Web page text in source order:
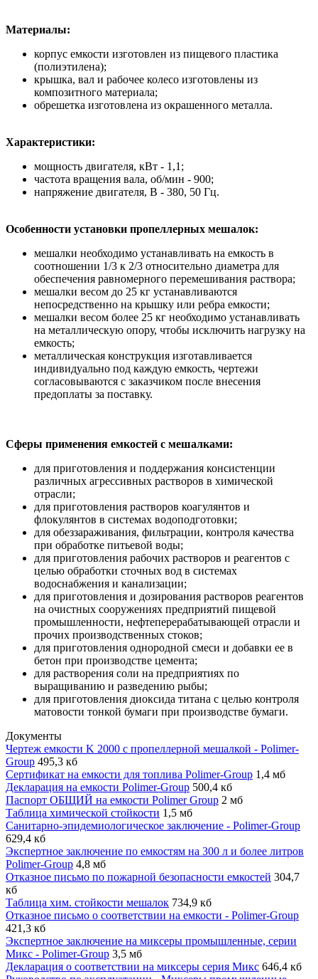
Материалы:
корпус емкости изготовлен из пищевого пластика
(полиэтилена);
крышка, вал и рабочее колесо изготовлены из
композитного материала;
обрешетка изготовлена из окрашенного металла.
Характеристики:
мощность двигателя, кВт - 1,1;
частота вращения вала, об/мин - 900;
напряжение двигателя, В - 380, 50 Гц.
Особенности установки пропеллерных мешалок:
мешалки необходимо устанавливать на емкость в
соотношении 1/3 к 2/3 относительно диаметра для
обеспечения равномерного перемешивания раствора;
мешалки весом до 25 кг устанавливаются
непосредственно на крышку или ребра емкости;
мешалки весом более 25 кг необходимо устанавливать
на металлическую опору, чтобы исключить нагрузку на
емкость;
металлическая конструкция изготавливается
индивидуально под каждую емкость, чертежи
согласовываются с заказчиком после внесения
предоплаты за поставку.
Сферы применения емкостей с мешалками:
для приготовления и поддержания консистенции
различных агрессивных растворов в химической
отрасли;
для приготовления растворов коагулянтов и
флокулянтов в системах водоподготовки;
для обеззараживания, фильтрации, контроля качества
при обработке питьевой воды;
для приготовления рабочих растворов и реагентов с
целью обработки сточных вод в системах
водоснабжения и канализации;
для приготовления и дозирования растворов реагентов
на очистных сооружениях предприятий пищевой
промышленности, нефтеперерабатывающей отрасли и
прочих производственных стоков;
для приготовления однородной смеси и добавки ее в
бетон при производстве цемента;
для растворения соли на предприятиях по
выращиванию и разведению рыбы;
для приготовления диоксида титана с целью контроля
матовости тонкой бумаги при производстве бумаги.
Документы
Чертеж емкости K 2000 с пропеллерной мешалкой - Polimer-
Group 495,3 кб
Сертификат на емкости для топлива Polimer-Group 1,4 мб
Декларация на емкости Polimer-Group 500,4 кб
Паспорт ОБЩИЙ на емкости Polimer Group 2 мб
Таблица химической стойкости 1,5 мб
Санитарно-эпидемиологическое заключение - Polimer-Group
629,4 кб
Экспертное заключение по емкостям на 300 л и более литров
Polimer-Group 4,8 мб
Отказное письмо по пожарной безопасности емкостей 304,7
кб
Таблица хим. стойкости мешалок 734,9 кб
Отказное письмо о соответствии на емкости - Polimer-Group
421,3 кб
Экспертное заключение на миксеры промышленные, серии
Микс - Polimer-Group 3,5 мб
Декларация о соответствии на миксеры серия Микс 646,4 кб